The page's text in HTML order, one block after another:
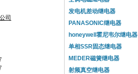
司
发电机差动继电器
PANASONIC继电器
honeywell霍尼韦尔继电器
单相SSR固态继电器
MEDER磁簧继电器
射频真空继电器